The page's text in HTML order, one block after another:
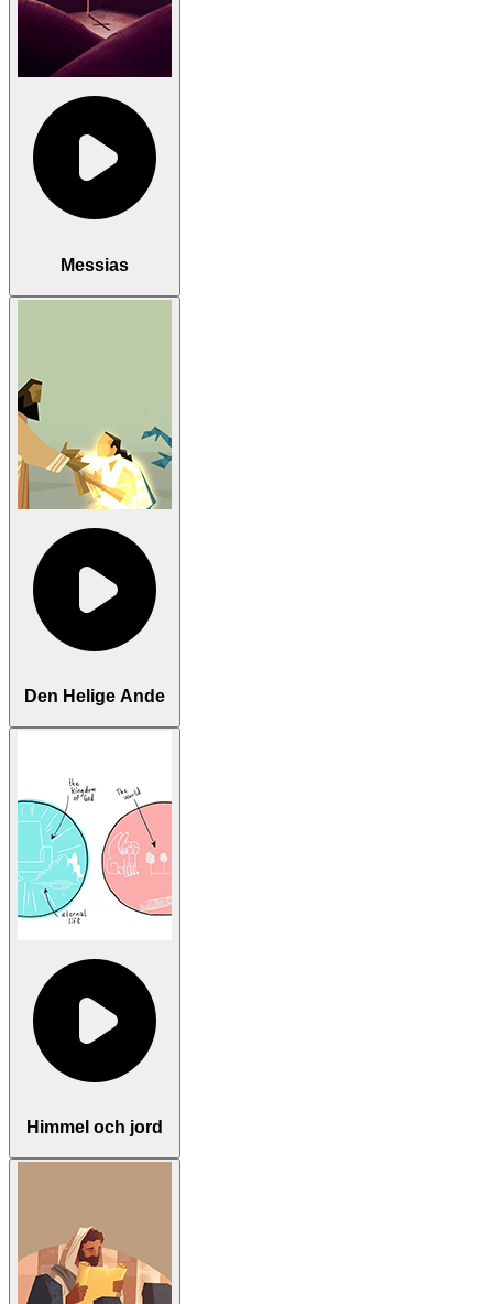
Messias
Den Helige Ande
Himmel och jord